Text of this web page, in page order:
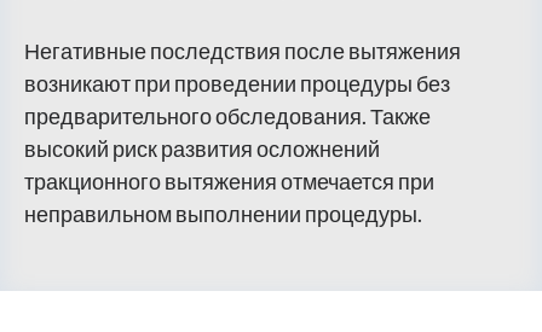
Негативные последствия после вытяжения
возникают при проведении процедуры без
предварительного обследования. Также
высокий риск развития осложнений
тракционного вытяжения отмечается при
неправильном выполнении процедуры.